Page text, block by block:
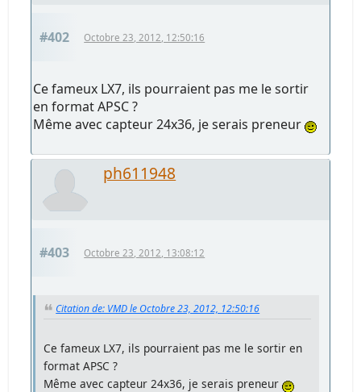
#402 Octobre 23, 2012, 12:50:16
Ce fameux LX7, ils pourraient pas me le sortir
en format APSC ?
Même avec capteur 24x36, je serais preneur
ph611948
#403 Octobre 23, 2012, 13:08:12
Citation de: VMD le Octobre 23, 2012, 12:50:16
Ce fameux LX7, ils pourraient pas me le sortir en
format APSC ?
Même avec capteur 24x36, je serais preneur